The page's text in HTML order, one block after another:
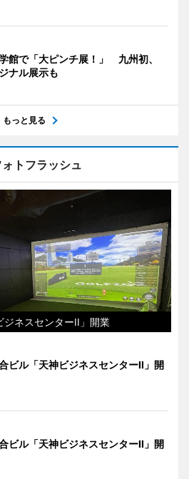
館で「大ピンチ展！」 九州初、
ナル展示も
もっと見る
ォトフラッシュ
ジネスセンターII」開業
ビル「天神ビジネスセンターII」開
ビル「天神ビジネスセンターII」開